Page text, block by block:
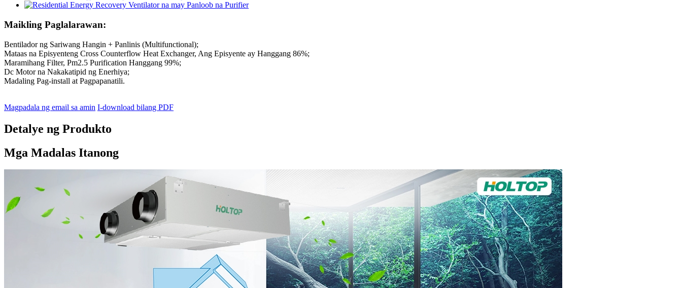
Maikling Paglalarawan:
Bentilador ng Sariwang Hangin + Panlinis (Multifunctional);
Mataas na Episyenteng Cross Counterflow Heat Exchanger, Ang Episyente ay Hanggang 86%;
Maramihang Filter, Pm2.5 Purification Hanggang 99%;
Dc Motor na Nakakatipid ng Enerhiya;
Madaling Pag-install at Pagpapanatili.
Magpadala ng email sa amin I-download bilang PDF
Detalye ng Produkto
Mga Madalas Itanong